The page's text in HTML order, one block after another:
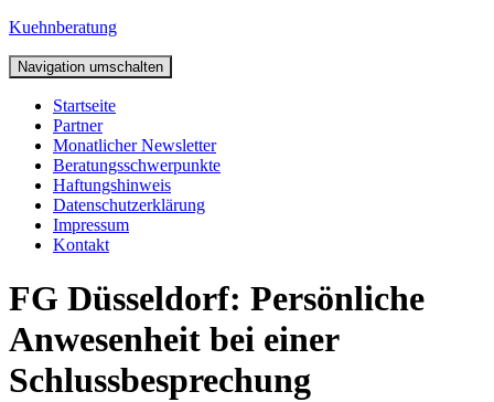
Kuehnberatung
Navigation umschalten
Startseite
Partner
Monatlicher Newsletter
Beratungsschwerpunkte
Haftungshinweis
Datenschutzerklärung
Impressum
Kontakt
FG Düsseldorf: Persönliche
Anwesenheit bei einer
Schlussbesprechung